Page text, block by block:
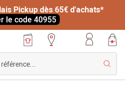
Pickup dès 65€ d'achats*
le code 40955